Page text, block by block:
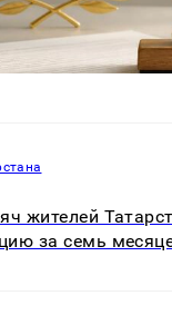
жителей
за семь